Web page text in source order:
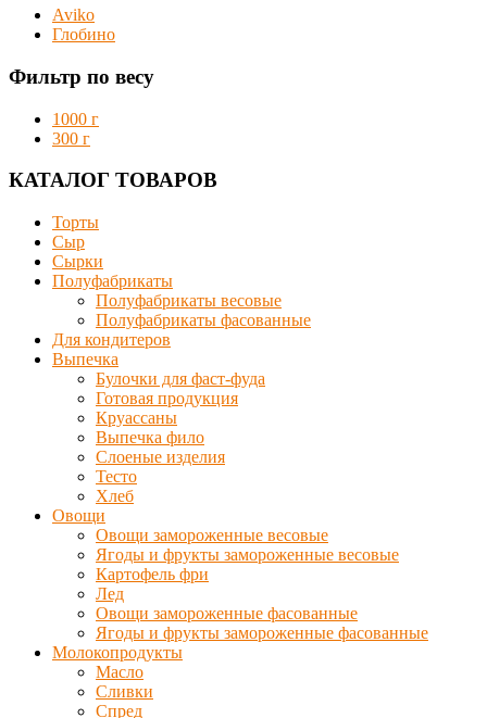
Aviko
Глобино
Фильтр по весу
1000 г
300 г
КАТАЛОГ ТОВАРОВ
Торты
Сыр
Сырки
Полуфабрикаты
Полуфабрикаты весовые
Полуфабрикаты фасованные
Для кондитеров
Выпечка
Булочки для фаст-фуда
Готовая продукция
Круассаны
Выпечка фило
Слоеные изделия
Тесто
Хлеб
Овощи
Овощи замороженные весовые
Ягоды и фрукты замороженные весовые
Картофель фри
Лед
Овощи замороженные фасованные
Ягоды и фрукты замороженные фасованные
Молокопродукты
Масло
Сливки
Спред